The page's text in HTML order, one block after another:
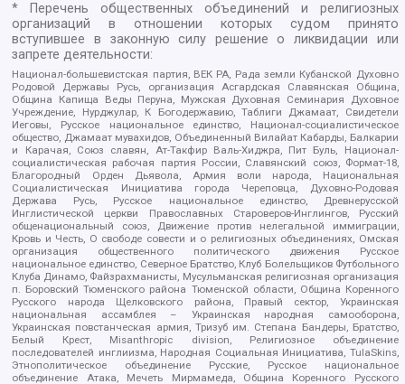
* Перечень общественных объединений и религиозных
организаций в отношении которых судом принято
вступившее в законную силу решение о ликвидации или
запрете деятельности:
Национал-большевистская партия, ВЕК РА, Рада земли Кубанской Духовно
Родовой Державы Русь, организация Асгардская Славянская Община,
Община Капища Веды Перуна, Мужская Духовная Семинария Духовное
Учреждение, Нурджулар, К Богодержавию, Таблиги Джамаат, Свидетели
Иеговы, Русское национальное единство, Национал-социалистическое
общество, Джамаат мувахидов, Объединенный Вилайат Кабарды, Балкарии
и Карачая, Союз славян, Ат-Такфир Валь-Хиджра, Пит Буль, Национал-
социалистическая рабочая партия России, Славянский союз, Формат-18,
Благородный Орден Дьявола, Армия воли народа, Национальная
Социалистическая Инициатива города Череповца, Духовно-Родовая
Держава Русь, Русское национальное единство, Древнерусской
Инглистической церкви Православных Староверов-Инглингов, Русский
общенациональный союз, Движение против нелегальной иммиграции,
Кровь и Честь, О свободе совести и о религиозных объединениях, Омская
организация общественного политического движения Русское
национальное единство, Северное Братство, Клуб Болельщиков Футбольного
Клуба Динамо, Файзрахманисты, Мусульманская религиозная организация
п. Боровский Тюменского района Тюменской области, Община Коренного
Русского народа Щелковского района, Правый сектор, Украинская
национальная ассамблея – Украинская народная самооборона,
Украинская повстанческая армия, Тризуб им. Степана Бандеры, Братство,
Белый Крест, Misanthropic division, Религиозное объединение
последователей инглиизма, Народная Социальная Инициатива, TulaSkins,
Этнополитическое объединение Русские, Русское национальное
объединение Атака, Мечеть Мирмамеда, Община Коренного Русского